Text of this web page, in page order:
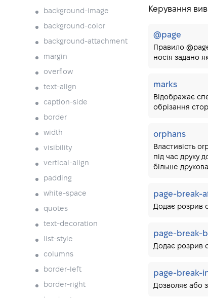
background-image
background-color
background-attachment
margin
overflow
text-align
caption-side
border
width
visibility
vertical-align
padding
white-space
quotes
text-decoration
list-style
columns
border-left
border-right
Керування
@page
Правило
носія задано
marks
Відображає
обрізання
orphans
Властивість
під час друку
більше
page-break-
Додає розрив
page-break-
Додає розрив
page-break-
Дозволяє або